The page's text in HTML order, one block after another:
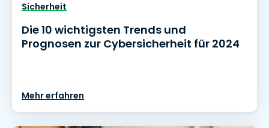
Sicherheit
Die 10 wichtigsten Trends und
Prognosen zur Cybersicherheit für 2024
Mehr erfahren